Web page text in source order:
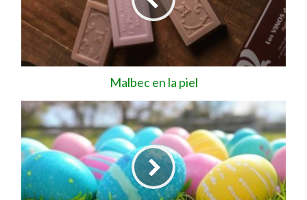
Malbec en la piel